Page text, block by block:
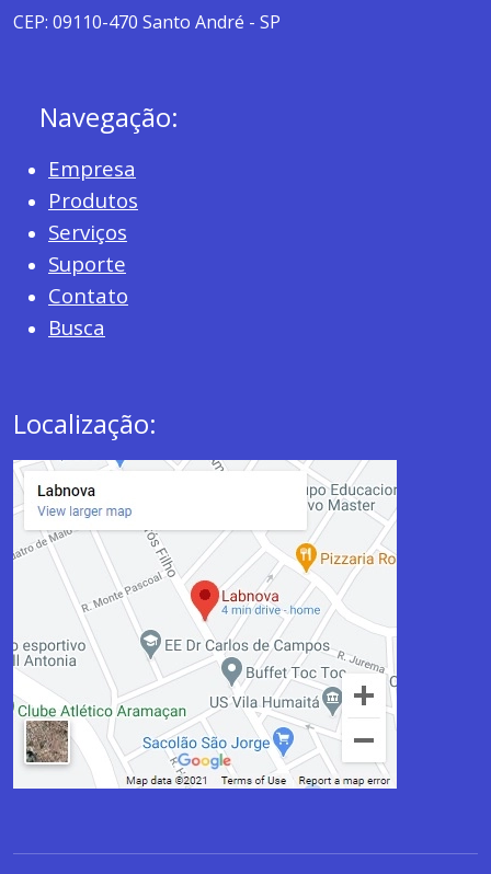
CEP: 09110-470 Santo André - SP
Navegação:
Empresa
Produtos
Serviços
Suporte
Contato
Busca
Localização: